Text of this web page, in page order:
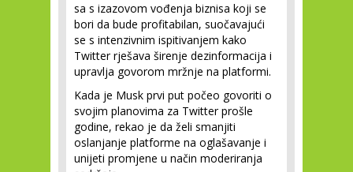
sa s izazovom vođenja biznisa koji se
bori da bude profitabilan, suočavajući
se s intenzivnim ispitivanjem kako
Twitter rješava širenje dezinformacija i
upravlja govorom mržnje na platformi.
Kada je Musk prvi put počeo govoriti o
svojim planovima za Twitter prošle
godine, rekao je da želi smanjiti
oslanjanje platforme na oglašavanje i
unijeti promjene u način moderiranja